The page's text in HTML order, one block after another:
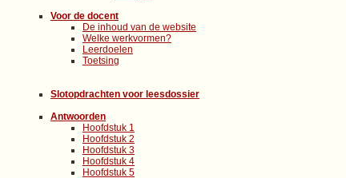
Voor de docent
De inhoud van de website
Welke werkvormen?
Leerdoelen
Toetsing
Slotopdrachten voor leesdossier
Antwoorden
Hoofdstuk 1
Hoofdstuk 2
Hoofdstuk 3
Hoofdstuk 4
Hoofdstuk 5